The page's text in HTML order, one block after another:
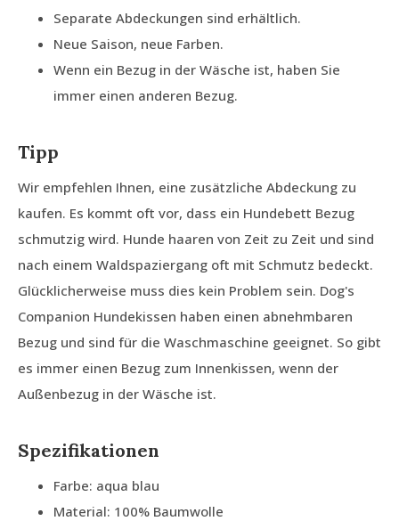
Separate Abdeckungen sind erhältlich.
Neue Saison, neue Farben.
Wenn ein Bezug in der Wäsche ist, haben Sie
immer einen anderen Bezug.
Tipp
Wir empfehlen Ihnen, eine zusätzliche Abdeckung zu
kaufen. Es kommt oft vor, dass ein Hundebett Bezug
schmutzig wird. Hunde haaren von Zeit zu Zeit und sind
nach einem Waldspaziergang oft mit Schmutz bedeckt.
Glücklicherweise muss dies kein Problem sein. Dog's
Companion Hundekissen haben einen abnehmbaren
Bezug und sind für die Waschmaschine geeignet. So gibt
es immer einen Bezug zum Innenkissen, wenn der
Außenbezug in der Wäsche ist.
Spezifikationen
Farbe: aqua blau
Material: 100% Baumwolle